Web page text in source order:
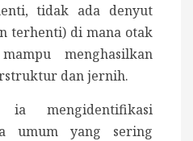
tidak ada denyut
terhenti) di mana otak
menghasilkan
dan jernih.
mengidentifikasi
umum yang sering